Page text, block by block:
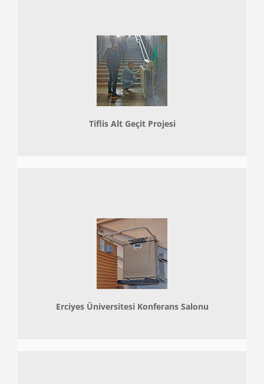
Tiflis Alt Geçit Projesi
Erciyes Üniversitesi Konferans Salonu